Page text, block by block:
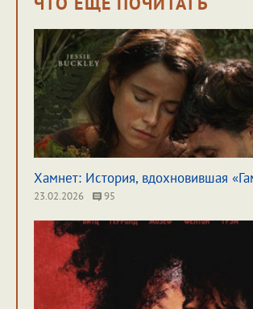
Хамнет: История, вдохновившая
23.02.2026 95